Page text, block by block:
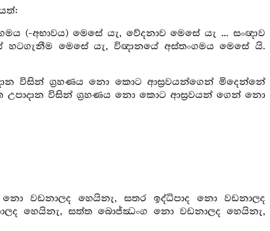
(-අභාවය) මෙසේ යැ, වේදනාව මෙසේ යැ ... සංඥාව
හටගැනීම මෙසේ යැ, විඥානයේ අස්තංගමය මෙසේ යි.
විසින් ග්‍රහණය නො කොට ආස්‍රවයන්ගෙන් මිදෙන්නේ
උපාදාන විසින් ග්‍රහණය නො කොට ආස්‍රවයන් ගෙන් නො
වඩනාලද හෙයිනැ, සතර ඉද්ධිපාද නො වඩනාලද
හෙයිනැ, සත්ත බොජ්ඣංග නො වඩනාලද හෙයිනැ,